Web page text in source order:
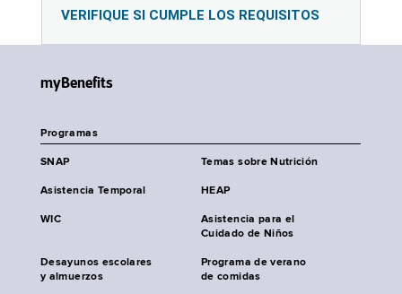
VERIFIQUE SI CUMPLE LOS REQUISITOS
myBenefits
Programas
SNAP Temas sobre Nutrición
Asistencia Temporal HEAP
WIC
Asistencia para el
Cuidado de Niños
Desayunos escolares
y almuerzos
Programa de verano
de comidas